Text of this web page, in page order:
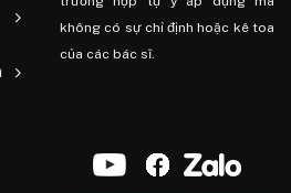
không có sự chỉ định hoặc kê toa
của các bác sĩ.